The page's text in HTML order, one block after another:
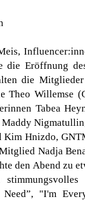
Eröffnung
die
Theo Willemse
Tabea
Kim Hnizdo,
Nadja
den Abend zu
"I'm